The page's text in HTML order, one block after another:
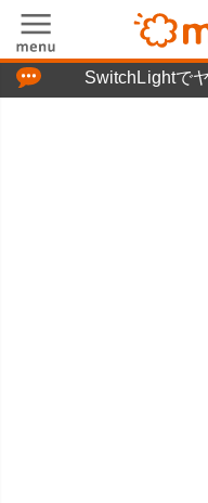
SwitchLightでヤ
「つぶやき」の使い方